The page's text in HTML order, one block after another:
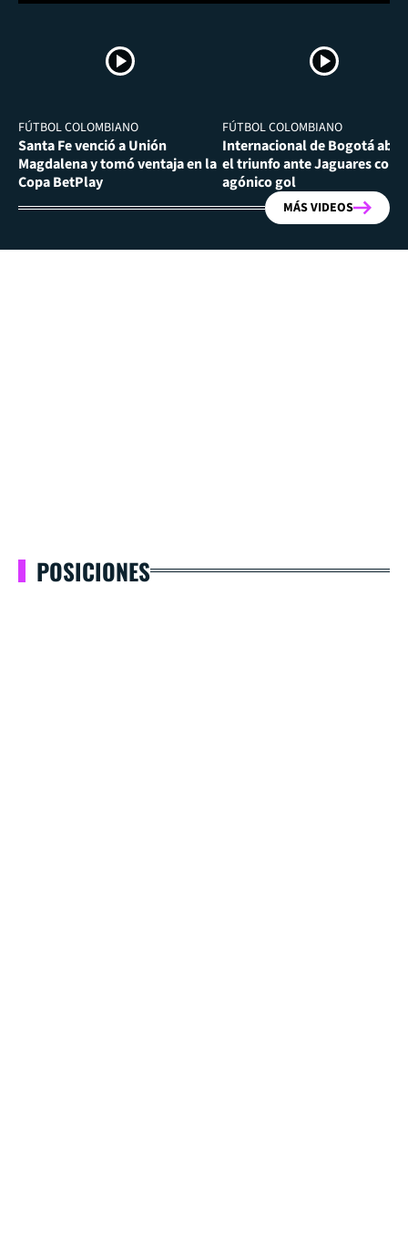
FÚTBOL COLOMBIANO
Santa Fe venció a Unión
Magdalena y tomó ventaja en la
Copa BetPlay
FÚTBOL COLOMBIANO
Internacional de Bogotá
el triunfo ante Jaguares con
agónico gol
MÁS VIDEOS
POSICIONES